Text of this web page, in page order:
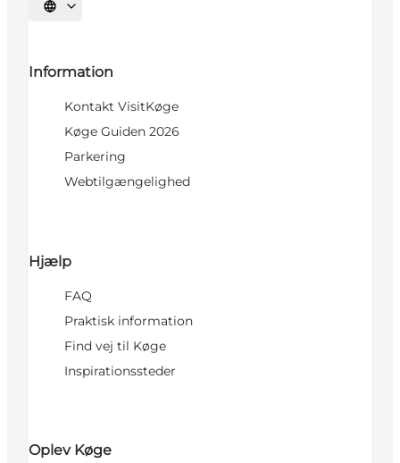
Vælg sprog
Information
Kontakt VisitKøge
Køge Guiden 2026
Parkering
Webtilgængelighed
Hjælp
FAQ
Praktisk information
Find vej til Køge
Inspirationssteder
Oplev Køge